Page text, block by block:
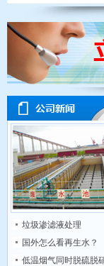
垃圾渗滤液处理
国外怎么看再生水？
低温烟气同时脱硫脱